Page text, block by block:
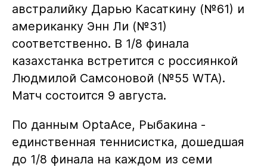
австралийку Дарью Касаткину (№61) и
американку Энн Ли (№31)
соответственно. В 1/8 финала
казахстанка встретится с россиянкой
Людмилой Самсоновой (№55 WTA).
Матч состоится 9 августа.
По данным OptaAce, Рыбакина -
единственная теннисистка, дошедшая
до 1/8 финала на каждом из семи